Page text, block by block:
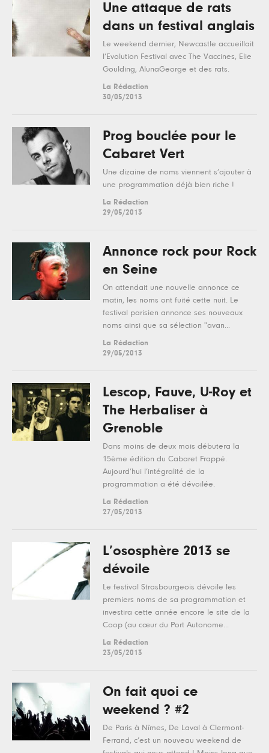
Une attaque de rats
dans un festival anglais
Le weekend dernier, Newcastle accueillait
l’Evolution Festival avec The Vaccines, Elie
Goulding, AlunaGeorge et des rats.
La Rédaction
30/05/2013
Prog bouclée pour le
Cabaret Vert
Une dizaine de noms viennent s’ajouter à
une programmation déjà bien riche !
La Rédaction
29/05/2013
Annonce rock pour Rock
en Seine
On attendait une nouvelle annonce ce
matin, les noms ont fuité cette nuit. Le
festival parisien annonce ses nouveaux
noms ainsi que sa sélection "avan...
La Rédaction
29/05/2013
Lescop, Fauve, U-Roy et
The Herbaliser à
Grenoble
Dans moins de deux mois débutera la
15ème édition du Cabaret Frappé.
Aujourd’hui l’intégralité de la
programmation a été dévoilée.
La Rédaction
27/05/2013
L’ososphère 2013 se
dévoile
Le festival Strasbourgeois dévoile les
premiers noms de sa programmation et
investira cette année encore le site de la
Coop (au cœur du Port Autonome...
La Rédaction
23/05/2013
On fait quoi ce
weekend ? #2
De Paris à Nîmes, De Laval à Clermont-
Ferrand, c’est un nouveau weekend de